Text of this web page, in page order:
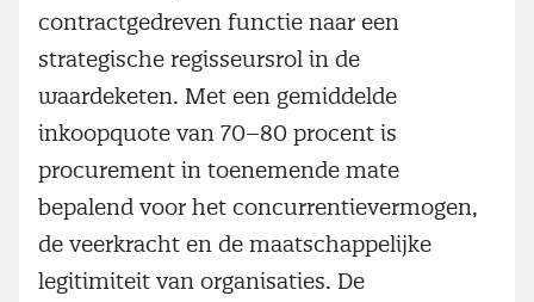
contractgedreven functie naar een
strategische regisseursrol in de
waardeketen. Met een gemiddelde
inkoopquote van 70–80 procent is
procurement in toenemende mate
bepalend voor het concurrentievermogen,
de veerkracht en de maatschappelijke
legitimiteit van organisaties. De